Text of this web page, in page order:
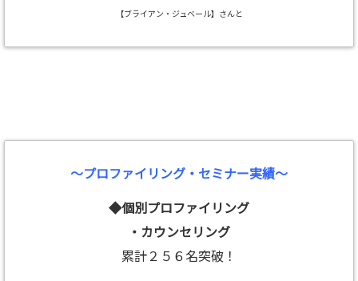
【ブライアン・ジュベール】さんと
～プロファイリング・セミナー実績～
◆個別プロファイリング
・カウンセリング
累計２５６名突破！